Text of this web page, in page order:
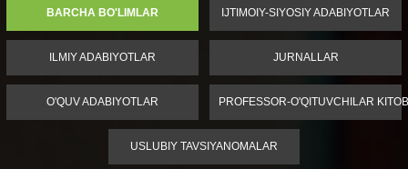
BARCHA BO'LIMLAR IJTIMOIY-SIYOSIY ADABIYOTLAR
ILMIY ADABIYOTLAR JURNALLAR
O'QUV ADABIYOTLAR PROFESSOR-O'QITUVCHILAR
USLUBIY TAVSIYANOMALAR